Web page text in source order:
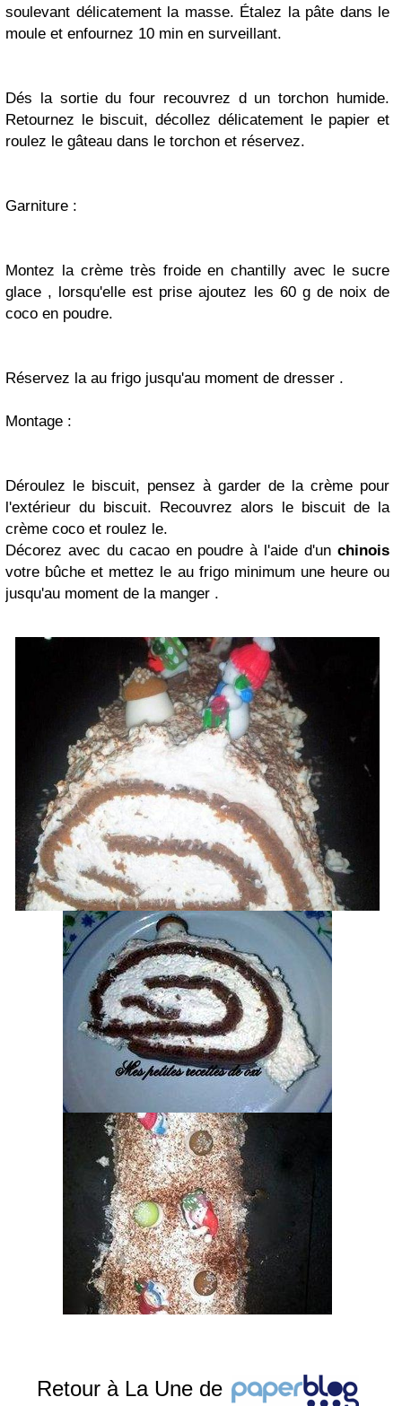
soulevant délicatement la masse. Étalez la pâte dans le
moule et enfournez 10 min en surveillant.
Dés la sortie du four recouvrez d un torchon humide.
Retournez le biscuit, décollez délicatement le papier et
roulez le gâteau dans le torchon et réservez.
Garniture :
Montez la crème très froide en chantilly avec le sucre
glace , lorsqu'elle est prise ajoutez les 60 g de noix de
coco en poudre.
Réservez la au frigo jusqu'au moment de dresser .
Montage :
Déroulez le biscuit, pensez à garder de la crème pour
l'extérieur du biscuit. Recouvrez alors le biscuit de la
crème coco et roulez le.
Décorez avec du cacao en poudre à l'aide d'un chinois
votre bûche et mettez le au frigo minimum une heure ou
jusqu'au moment de la manger .
Retour à La Une de